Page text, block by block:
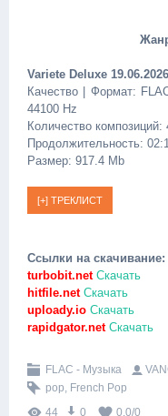
Variete Deluxe
Качество | Формат:
44100 Hz
Количество композиций:
Продолжительность:
Размер: 917.4 Mb
Ссылки на скачивание:
turbobit.netСкачать
hitfile.netСкачать
uploady.io Скачать
rapidgator.netСкачать
FLAC - Музыка
pop, French Pop
44
0 0.0/0